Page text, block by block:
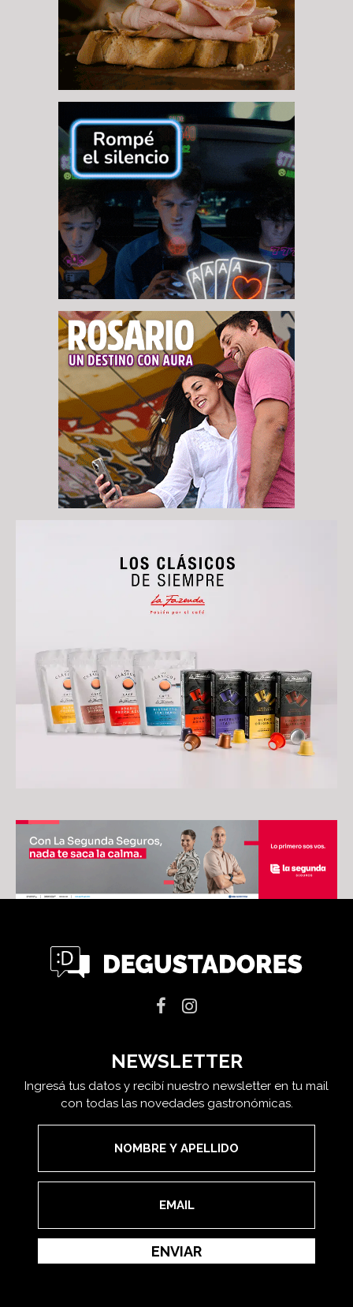
NEWSLETTER
Ingresá tus datos y recibí nuestro newsletter en tu mail
con todas las novedades gastronómicas.
ENVIAR